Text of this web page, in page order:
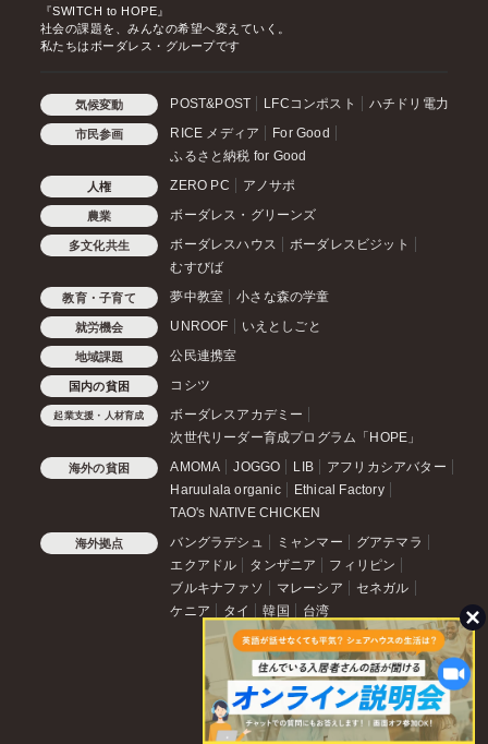
『SWITCH to HOPE』
社会の課題を、みんなの希望へ変えていく。
私たちはボーダレス・グループです
気候変動 POST&POST LFCコンポスト ハチドリ電力
市民参画 RICE メディア
For Good
ふるさと納税 for Good
人権 ZERO PC アノサポ
農業 ボーダレス・グリーンズ
多文化共生 ボーダレスハウス
ボーダレスビジット
むすびば
教育・子育て 夢中教室 小さな森の学童
就労機会 UNROOF いえとしごと
地域課題 公民連携室
国内の貧困 コシツ
起業支援・人材育成
ボーダレスアカデミー
次世代リーダー育成プログラム「HOPE」
海外の貧困 AMOMA JOGGO LIB
アフリカシアバター
Haruulala organic
Ethical Factory
TAO's NATIVE CHICKEN
海外拠点 バングラデシュ ミャンマー
グアテマラ
エクアドル
タンザニア
フィリピン
ブルキナファソ
マレーシア
セネガル
ケニア
タイ 韓国 台湾